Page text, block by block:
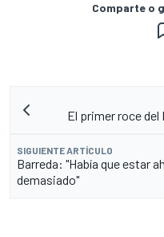
Comparte o
El primer roce
SIGUIENTE ARTÍCULO
Barreda: "Había que estar
demasiado"